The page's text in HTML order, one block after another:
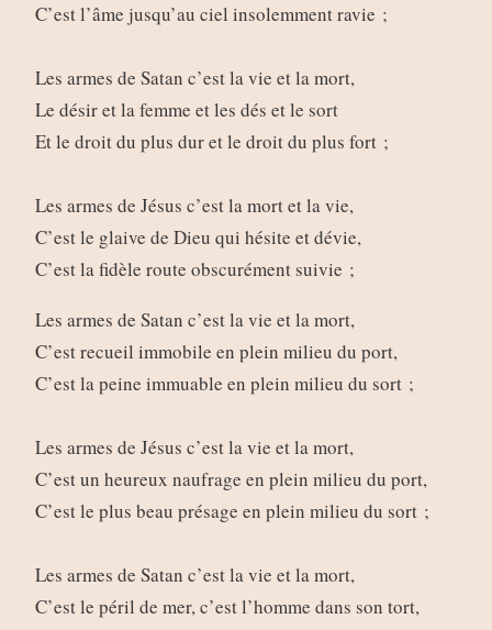
C’est l’âme jusqu’au ciel insolemment ravie ;
Les armes de Satan c’est la vie et la mort,
Le désir et la femme et les dés et le sort
Et le droit du plus dur et le droit du plus fort ;
Les armes de Jésus c’est la mort et la vie,
C’est le glaive de Dieu qui hésite et dévie,
C’est la fidèle route obscurément suivie ;
Les armes de Satan c’est la vie et la mort,
C’est recueil immobile en plein milieu du port,
C’est la peine immuable en plein milieu du sort ;
Les armes de Jésus c’est la vie et la mort,
C’est un heureux naufrage en plein milieu du port,
C’est le plus beau présage en plein milieu du sort ;
Les armes de Satan c’est la vie et la mort,
C’est le péril de mer, c’est l’homme dans son tort,